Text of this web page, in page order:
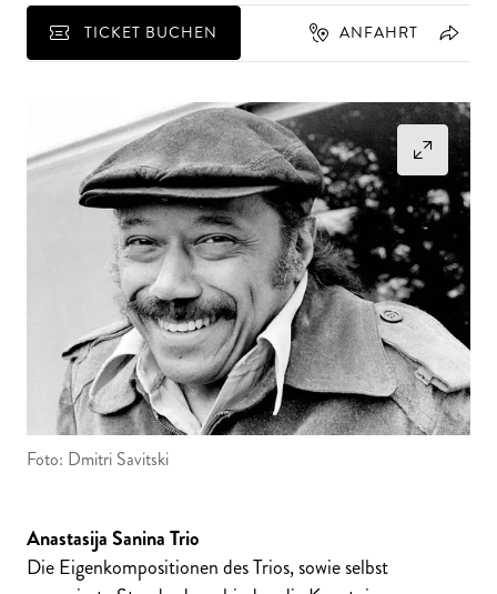
TICKET BUCHEN ANFAHRT
Foto: Dmitri Savitski
Anastasija Sanina Trio
Die Eigenkompositionen des Trios, sowie selbst